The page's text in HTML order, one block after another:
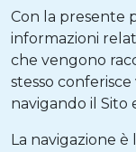
Con la presente
informazioni
che vengono
stesso
navigando il Sito
La navigazione